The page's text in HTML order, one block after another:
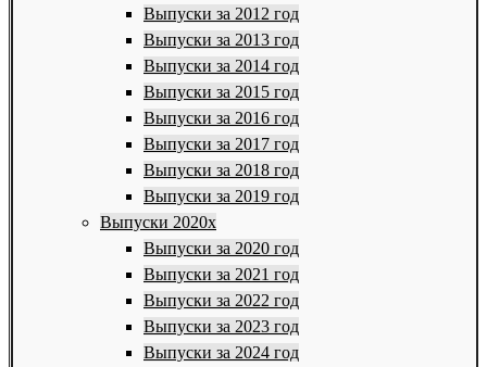
Выпуски за 2012 год
Выпуски за 2013 год
Выпуски за 2014 год
Выпуски за 2015 год
Выпуски за 2016 год
Выпуски за 2017 год
Выпуски за 2018 год
Выпуски за 2019 год
Выпуски 2020х
Выпуски за 2020 год
Выпуски за 2021 год
Выпуски за 2022 год
Выпуски за 2023 год
Выпуски за 2024 год